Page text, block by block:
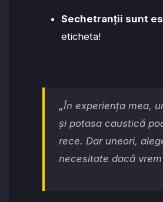
Sechetranții sunt
eticheta!
„În experiența mea,
și potasa caustică
rece. Dar uneori,
necesitate dacă